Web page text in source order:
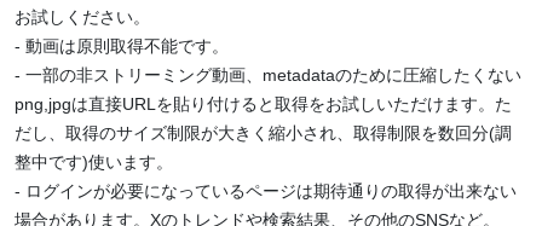
お試しください。
- 動画は原則取得不能です。
- 一部の非ストリーミング動画、metadataのために圧縮したくない
png,jpgは直接URLを貼り付けると取得をお試しいただけます。た
だし、取得のサイズ制限が大きく縮小され、取得制限を数回分(調
整中です)使います。
- ログインが必要になっているページは期待通りの取得が出来ない
場合があります。Xのトレンドや検索結果、その他のSNSなど。